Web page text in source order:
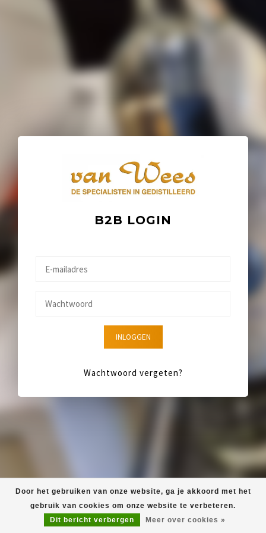
B2B LOGIN
INLOGGEN
Wachtwoord vergeten?
Door het gebruiken van onze website, ga je akkoord met het
gebruik van cookies om onze website te verbeteren.
Dit bericht verbergen
Meer over cookies »